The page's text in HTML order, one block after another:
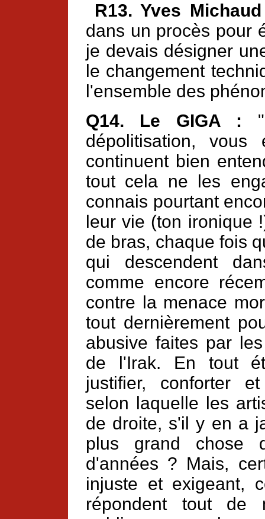
R13. Yves
dans un procès pour
je devais désigner
le changement
l'ensemble des
Q14. Le GIGA : "
dépolitisation,
continuent bien
tout cela ne les
connais pourtant
leur vie (ton ironique
de bras, chaque fois
qui descendent
comme encore
contre la menace
tout dernièrement
abusive faites par
de l'Irak. En tout
justifier, conforter
selon laquelle les
de droite, s'il y en a
plus grand chose
d'années ? Mais,
injuste et exigeant,
répondent tout de